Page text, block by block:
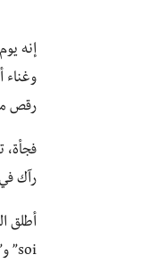
إنه
وغناء
رقص
فجأة،
رآك
soi” و”لنفسه – pour-soi”، وهي أفكار يتردد صداها لدى كثيرين وهي مركزية لفلسفة العرق والنسوية أيضًا.